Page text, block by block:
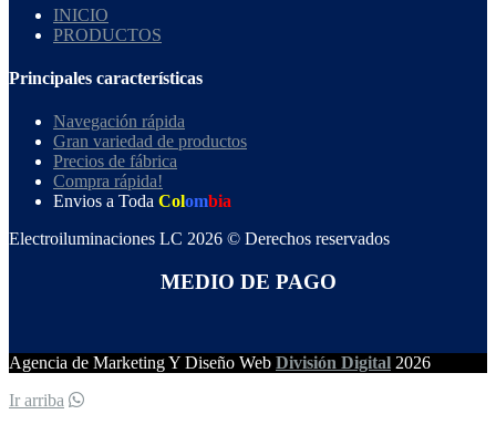
INICIO
PRODUCTOS
Principales características
Navegación rápida
Gran variedad de productos
Precios de fábrica
Compra rápida!
Envios a Toda Colombia
Electroiluminaciones LC 2026 © Derechos reservados
MEDIO DE PAGO
Agencia de Marketing Y Diseño Web División Digital 2026
Ir arriba